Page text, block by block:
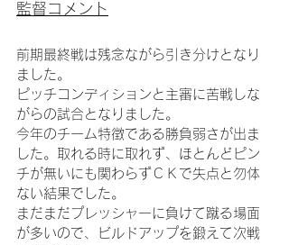
監督コメント
前期最終戦は残念ながら引き分けとなり
ました。
ピッチコンディションと主審に苦戦しな
がらの試合となりました。
今年のチーム特徴である勝負弱さが出ま
した。取れる時に取れず、ほとんどピン
チが無いにも関わらずＣＫで失点と勿体
ない結果でした。
まだまだプレッシャーに負けて蹴る場面
が多いので、ビルドアップを鍛えて次戦